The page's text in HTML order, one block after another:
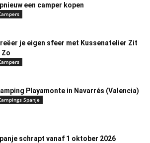
een camper kopen
je eigen sfeer met Kussenatelier Zit
Zo
Playamonte in Navarrés (Valencia)
Spanje
schrapt vanaf 1 oktober 2026